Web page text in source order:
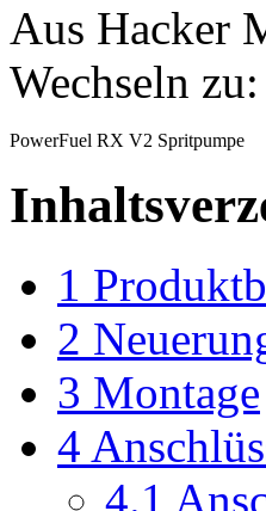
Aus Hacker
Wechseln zu:
PowerFuel RX V2 Spritpumpe
1
2
3 Montage
4
4.1